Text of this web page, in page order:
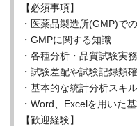
【必須事項】
・医薬品製造所(GMP)で
・GMPに関する知識
・各種分析・品質試験実
・試験差配や試験記録類
・基本的な統計分析スキル
・Word、Excelを用いた
【歓迎経験】